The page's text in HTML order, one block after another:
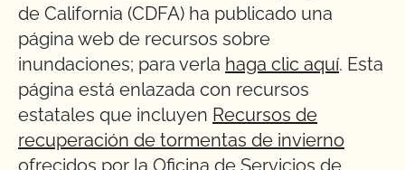
de California (CDFA) ha publicado una
página web de recursos sobre
inundaciones; para verla haga clic aquí. Esta
página está enlazada con recursos
estatales que incluyen Recursos de
recuperación de tormentas de invierno
ofrecidos por la Oficina de Servicios de